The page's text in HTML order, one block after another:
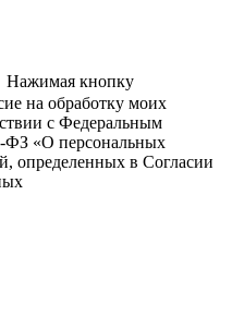
Нажимая кнопку
на обработку моих
с Федеральным
ФЗ «О персональных
определенных в Согласии